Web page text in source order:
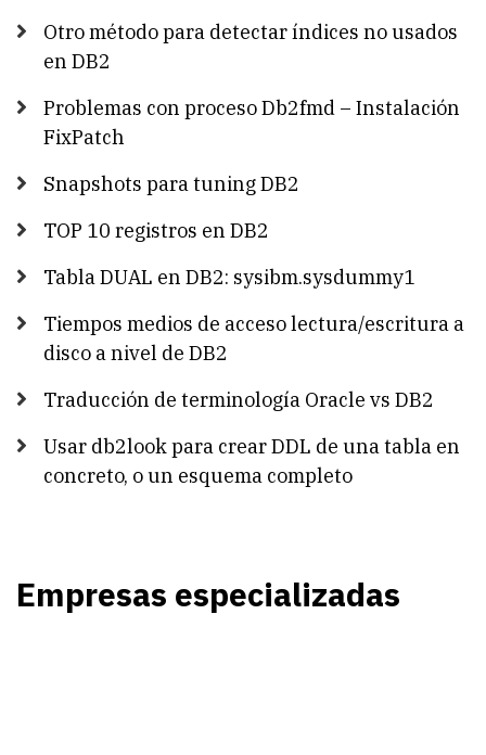
Otro método para detectar índices no usados
en DB2
Problemas con proceso Db2fmd – Instalación
FixPatch
Snapshots para tuning DB2
TOP 10 registros en DB2
Tabla DUAL en DB2: sysibm.sysdummy1
Tiempos medios de acceso lectura/escritura a
disco a nivel de DB2
Traducción de terminología Oracle vs DB2
Usar db2look para crear DDL de una tabla en
concreto, o un esquema completo
Empresas especializadas